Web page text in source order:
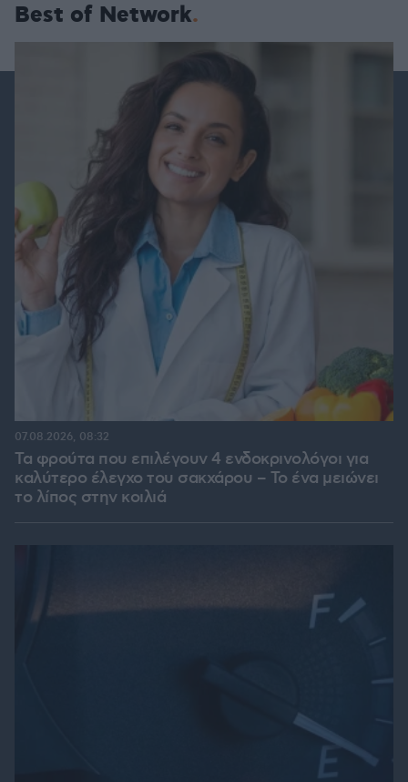
Best of Network
Τα φρούτα που επιλέγουν 4 ενδοκρινολόγοι για
καλύτερο έλεγχο του σακχάρου – Το ένα μειώνει
το λίπος στην κοιλιά
07.08.2026, 08:32